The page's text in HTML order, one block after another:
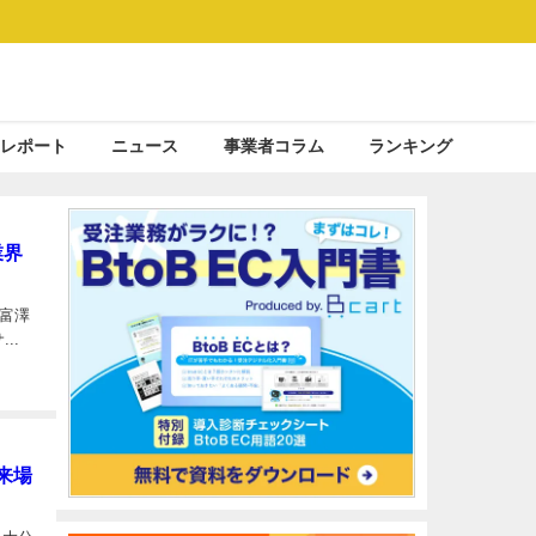
ポート ニュース 事業者コラム ランキング
澤
場